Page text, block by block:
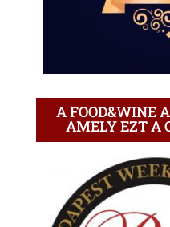
A FOOD&WINE
AMELY EZT A